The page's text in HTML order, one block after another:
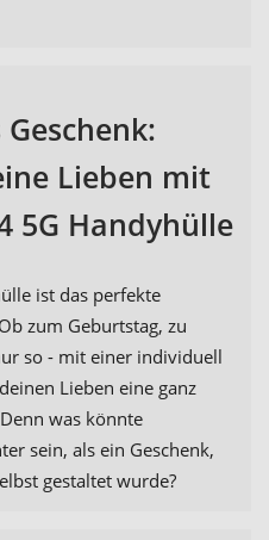
Lieben mit
5G Handyhülle
ist das perfekte
zum Geburtstag, zu
so - mit einer individuell
Lieben eine ganz
was könnte
sein, als ein Geschenk,
gestaltet wurde?